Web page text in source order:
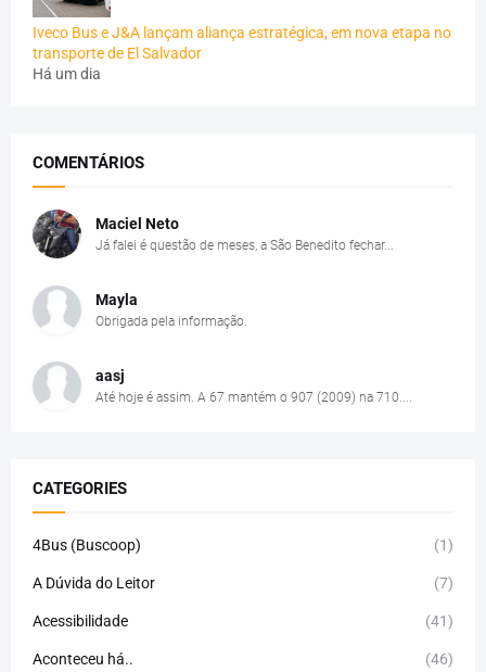
Iveco Bus e J&A lançam aliança estratégica, em nova etapa no
transporte de El Salvador
Há um dia
COMENTÁRIOS
Maciel Neto
Já falei é questão de meses, a São Benedito fechar...
Mayla
Obrigada pela informação.
aasj
Até hoje é assim. A 67 mantém o 907 (2009) na 710....
CATEGORIES
4Bus (Buscoop) (1)
A Dúvida do Leitor (7)
Acessibilidade (41)
Aconteceu há.. (46)